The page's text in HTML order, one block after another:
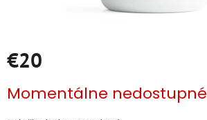
€20
cena:
Momentálne nedostupné